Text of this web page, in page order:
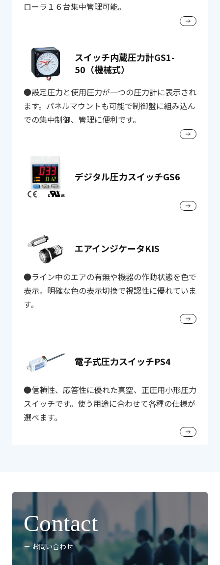
ローラ１６台集中管理可能。
スイッチ内蔵圧力計GS1-
50（機械式）
●設定圧力と使用圧力が一つの圧力計に表示され
ます。パネルマウントも可能で制御盤に組み込ん
での集中制御、管理に便利です。
デジタル圧力スイッチGS6
エアインジケータKIS
●ライン中のエアの有無や機器の作動状態を色で
表示。明確な色の表示切換で視認性に優れていま
す。
電子式圧力スイッチPS4
●信頼性、応答性に優れた真空、正圧用小形圧力
スイッチです。使う用途に合わせて各種の仕様が
選べます。
Contact
－ お問い合わせ